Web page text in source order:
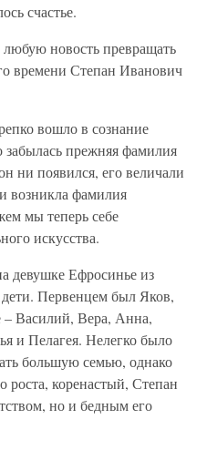
счастье.
новость превращать
времени Степан Иванович
вошло в сознание
забылась прежняя фамилия
ни появился, его величали
возникла фамилия
мы теперь себе
искусства.
девушке Ефросинье из
Первенцем был Яков,
– Василий, Вера, Анна,
и Пелагея. Нелегко было
большую семью, однако
роста, коренастый, Степан
но и бедным его